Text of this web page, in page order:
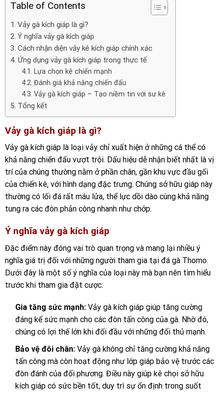
Table of Contents
Vảy gà kích giáp là gì?
Ý nghĩa vảy gà kích giáp
Cách nhận diện vảy kê kích giáp chính xác
Ứng dụng vảy gà kích giáp trong thực tế
Lựa chọn kê chiến mạnh
Đánh giá khả năng chiến đấu
Vảy gà kích giáp – Tạo niềm tin với sư kê
Tổng kết
Vảy gà kích giáp là gì?
Vảy gà kích giáp là loại vảy chỉ xuất hiện ở những cá thể có
khả năng chiến đấu vượt trội. Dấu hiệu dễ nhận biết nhất là vị
trí của chúng thường nằm ở phần chân, gần khu vực đầu gối
của chiến kê, với hình dạng đặc trưng. Chúng sở hữu giáp này
thường có lối đá rất máu lửa, thể lực dồi dào cùng khả năng
tung ra các đòn phản công nhanh như chớp.
Ý nghĩa vảy gà kích giáp
Đặc điểm này đóng vai trò quan trọng và mang lại nhiều ý
nghĩa giá trị đối với những người tham gia tại đá gà Thomo.
Dưới đây là một số ý nghĩa của loại này mà bạn nên tìm hiểu
trước khi tham gia đặt cược:
Gia tăng sức mạnh:Vảy gà kích giáp giúp tăng cường
đáng kể sức mạnh cho các đòn tấn công của gà. Nhờ đó,
chúng có lợi thế lớn khi đối đầu với những đối thủ mạnh.
Bảo vệ đôi chân:Vảy gà không chỉ tăng cường khả năng
tấn công mà còn hoạt động như lớp giáp bảo vệ trước các
đòn đánh của đối phương. Điều này giúp kê chọi sở hữu
kích giáp có sức bền tốt, duy trì sự ổn định trong suốt